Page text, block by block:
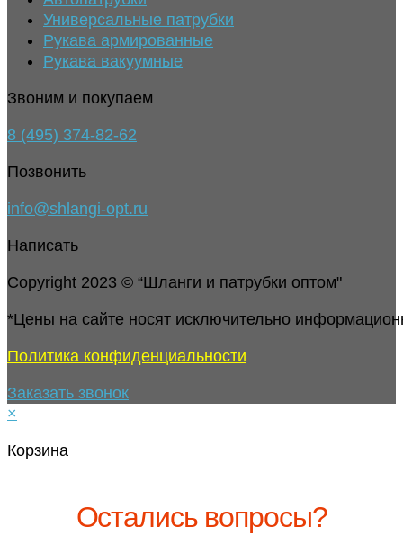
Универсальные патрубки
Рукава армированные
Рукава вакуумные
Звоним и покупаем
8 (495) 374-82-62
Позвонить
info@shlangi-opt.ru
Написать
Copyright 2023 © “Шланги и патрубки оптом"
*Цены на сайте носят исключительно
Политика конфиденциальности
Заказать звонок
×
Корзина
Остались вопросы?